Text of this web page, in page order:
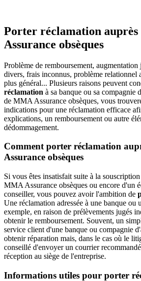
Porter réclamation
Assurance obsèques
Problème de remboursement,
divers, frais inconnus, problème relationnel
plus général... Plusieurs raisons peuvent
réclamation à sa banque ou sa compagnie
de MMA Assurance obsèques, vous
indications pour une réclamation efficace
explications, un remboursement ou autre
dédommagement.
Comment porter réclamation
Assurance obsèques
Si vous êtes insatisfait suite à la
MMA Assurance obsèques ou encore d'un
conseiller, vous pouvez avoir l'ambition de
Une réclamation adressée à une banque ou
exemple, en raison de prélèvements jugés
obtenir le remboursement. Souvent, un
service client d'une banque ou compagnie
obtenir réparation mais, dans le cas où le
conseillé d'envoyer un courrier
réception au siège de l'entreprise.
Informations utiles pour porter